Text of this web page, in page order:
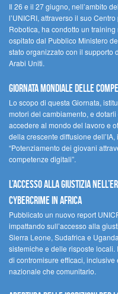
Il 26 e il 27 giugno, nell’ambito
l’UNICRI, attraverso il suo
Robotica, ha condotto un
ospitato dal Pubblico Ministero
stato organizzato con il supporto
Arabi Uniti.
Giornata Mondiale delle
Lo scopo di questa Giornata,
motori del cambiamento, e
accedere al mondo del lavoro e
della crescente diffusione
“Potenziamento dei giovani
competenze digitali”.
L’accesso alla giustizia
cybercrime in Africa
Pubblicato un nuovo report
impattando sull’accesso alla
Sierra Leone, Sudafrica e
sistemiche e delle risposte
di contromisure efficaci,
nazionale che comunitario.